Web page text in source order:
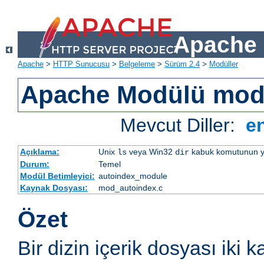
Apache
Apache > HTTP Sunucusu > Belgeleme > Sürüm 2.4 > Modüller
Apache Modülü
Mevcut Diller:
Açıklama: Unix lsveya Win32 dirkabuk komutunun
Durum:
Temel
Modül Betimleyici: autoindex_module
Kaynak Dosyası:
mod_autoindex.c
Özet
Bir dizin içerik dosyası iki